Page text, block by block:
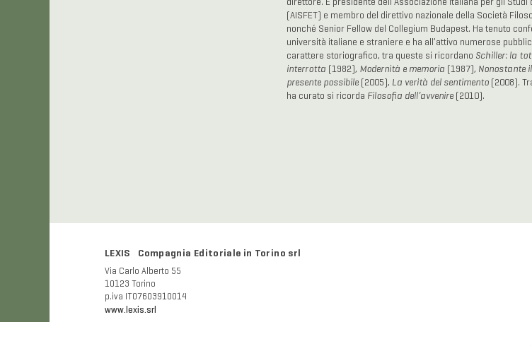
direttore. È presidente dell’Associazione Italiana per gli Studi
(AISFET) e membro del direttivo nazionale della Società
nonché Senior Fellow del Collegium Budapest. Ha tenuto
università italiane e straniere e ha all’attivo numerose
carattere storiografico, tra queste si ricordano Schiller: la
interrotta (1982), Modernità e memoria (1987), Nonostante
presente possibile(2005), La verità del sentimento
(2008).
ha curato si ricorda Filosofia dell’avvenire(2010).
LEXIS Compagnia Editoriale in Torino srl
Via Carlo Alberto 55
10123 Torino
p.iva IT07603910014
www.lexis.srl